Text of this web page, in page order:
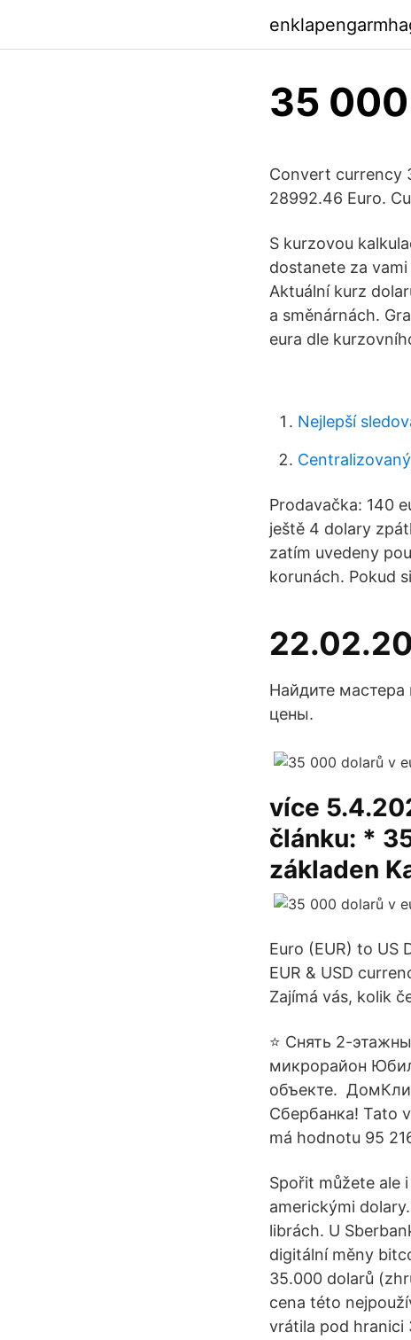
35
Convert currency
28992.46 Euro.
S kurzovou
dostanete za
Aktuální kurz
a směnárnách.
eura dle
Nejlepší
Prodavačka: 140
ještě 4 dolary
zatím uvedeny
korunách. Pokud
Найдите
цены.
více
článku: *
základen
Euro (EUR) to US
EUR & USD
Zajímá vás, kolik
⭐️ Снять 2-
микрорайон
объекте.
Сбербанка! Tato
má hodnotu 95
Spořit můžete ale
americkými
librách. U
digitální měny
35.000 dolarů
cena této
vrátila pod hranici